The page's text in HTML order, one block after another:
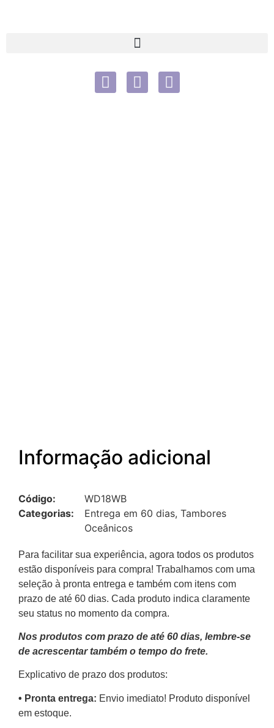
Informação adicional
Código:
WD18WB
Categorias:
Entrega em 60 dias, Tambores
Oceânicos
Para facilitar sua experiência, agora todos os produtos
estão disponíveis para compra! Trabalhamos com uma
seleção à pronta entrega e também com itens com
prazo de até 60 dias. Cada produto indica claramente
seu status no momento da compra.
Nos produtos com prazo de até 60 dias, lembre-se
de acrescentar também o tempo do frete.
Explicativo de prazo dos produtos:
•⁠ ⁠Pronta entrega: Envio imediato! Produto disponível
em estoque.